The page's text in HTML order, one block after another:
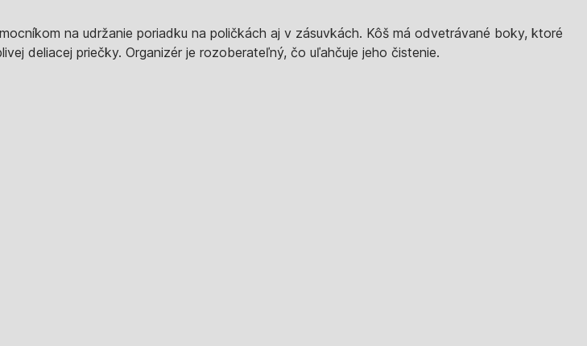
na udržanie poriadku na poličkách aj v zásuvkách. Kôš má odvetrávané boky, ktoré
deliacej priečky. Organizér je rozoberateľný, čo uľahčuje jeho čistenie.